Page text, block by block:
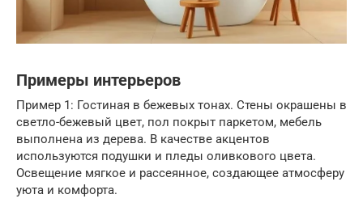
Примеры интерьеров
Пример 1: Гостиная в бежевых тонах. Стены окрашены в
светло-бежевый цвет, пол покрыт паркетом, мебель
выполнена из дерева. В качестве акцентов
используются подушки и пледы оливкового цвета.
Освещение мягкое и рассеянное, создающее атмосферу
уюта и комфорта.